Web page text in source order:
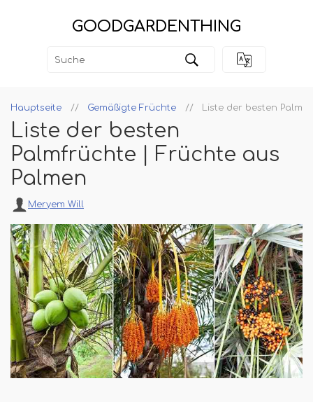
GOODGARDENTHING
Hauptseite Gemäßigte Früchte Liste der besten
Liste der besten
Palmfrüchte | Früchte aus
Palmen
Meryem Will